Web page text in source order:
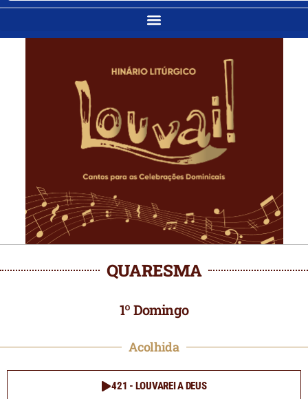
QUARESMA
1º Domingo
Acolhida
421 - LOUVAREI A DEUS